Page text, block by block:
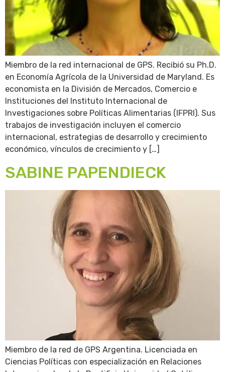
Miembro de la red internacional de GPS. Recibió su Ph.D.
en Economía Agrícola de la Universidad de Maryland. Es
economista en la División de Mercados, Comercio e
Instituciones del Instituto Internacional de
Investigaciones sobre Políticas Alimentarias (IFPRI). Sus
trabajos de investigación incluyen el comercio
internacional, estrategias de desarrollo y crecimiento
económico, vínculos de crecimiento y […]
SABINE PAPENDIECK
Miembro de la red de GPS Argentina. Licenciada en
Ciencias Políticas con especialización en Relaciones